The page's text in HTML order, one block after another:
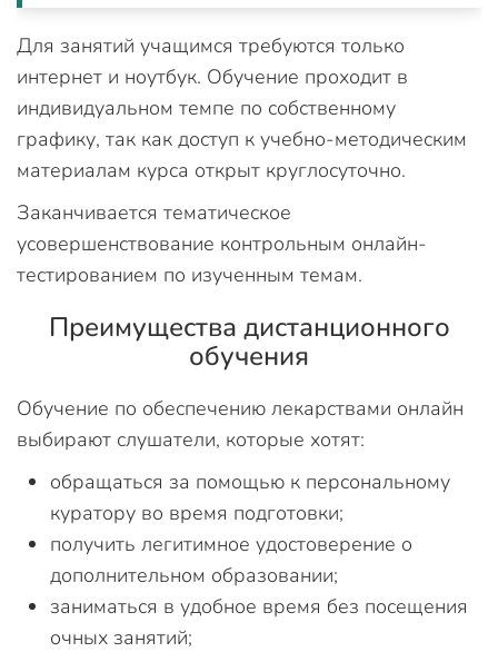
Для занятий учащимся требуются только
интернет и ноутбук. Обучение проходит в
индивидуальном темпе по собственному
графику, так как доступ к учебно-методическим
материалам курса открыт круглосуточно.
Заканчивается тематическое
усовершенствование контрольным онлайн-
тестированием по изученным темам.
Преимущества дистанционного
обучения
Обучение по обеспечению лекарствами онлайн
выбирают слушатели, которые хотят:
обращаться за помощью к персональному
куратору во время подготовки;
получить легитимное удостоверение о
дополнительном образовании;
заниматься в удобное время без посещения
очных занятий;